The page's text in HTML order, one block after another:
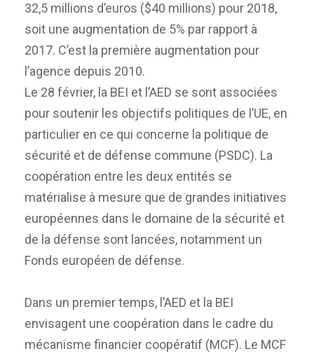
32,5 millions d’euros ($40 millions) pour 2018,
soit une augmentation de 5% par rapport à
2017. C’est la première augmentation pour
l’agence depuis 2010.
Le 28 février, la BEI et l’AED se sont associées
pour soutenir les objectifs politiques de l’UE, en
particulier en ce qui concerne la politique de
sécurité et de défense commune (PSDC). La
coopération entre les deux entités se
matérialise à mesure que de grandes initiatives
européennes dans le domaine de la sécurité et
de la défense sont lancées, notamment un
Fonds européen de défense.
Dans un premier temps, l’AED et la BEI
envisagent une coopération dans le cadre du
mécanisme financier coopératif (MCF). Le MCF